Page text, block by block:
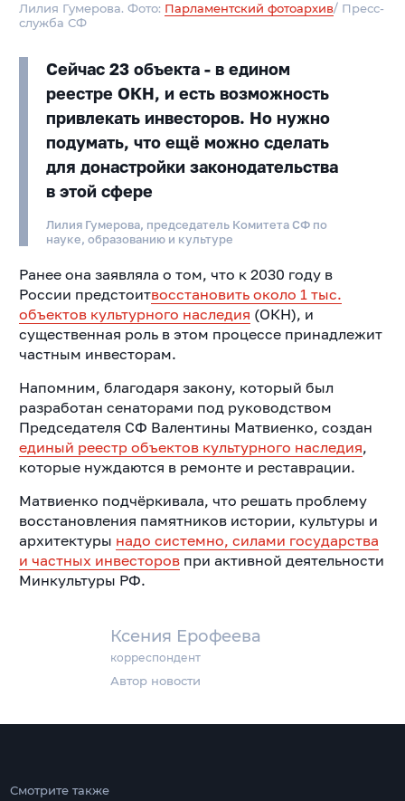
Ксения Ерофеева
корреспондент
Автор новости
Лилия Гумерова. Фото: Парламентский фотоархив/ Пресс-
служба СФ
Сейчас 23 объекта - в едином
реестре ОКН, и есть возможность
привлекать инвесторов. Но нужно
подумать, что ещё можно сделать
для донастройки законодательства
в этой сфере
Лилия Гумерова, председатель Комитета СФ по
науке, образованию и культуре
Ранее она заявляла о том, что к 2030 году в
России предстоитвосстановить около 1 тыс.
объектов культурного наследия (ОКН), и
существенная роль в этом процессе принадлежит
частным инвесторам.
Напомним, благодаря закону, который был
разработан сенаторами под руководством
Председателя СФ Валентины Матвиенко, создан
единый реестр объектов культурного наследия,
которые нуждаются в ремонте и реставрации.
Матвиенко подчёркивала, что решать проблему
восстановления памятников истории, культуры и
архитектуры надо системно, силами государства
и частных инвесторовпри активной деятельности
Минкультуры РФ.
Смотрите также